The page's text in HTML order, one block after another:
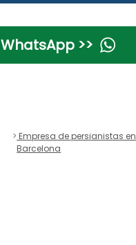
WhatsApp >>
Empresa de persianistas en
Barcelona